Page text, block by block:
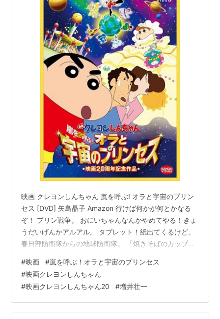
映画 クレヨンしんちゃん 嵐を呼ぶ! オラと宇宙のプリン
セス [DVD] 矢島晶子 Amazon 行けば何かが何とかなる
ぞ！ プリン戦争。 おにいちゃんなんかやめてやる！きょ
うだいげんかアルアル。 タブレット！紙出てくるけど。
春日部防衛隊からの地球防衛隊。 「焼きそばのカップは
んじゅうだらけの宴。 ヒマ人。 ヒママターが足りないか
らイライラする地球人。 頭痛、肩こり、生理痛。 ひまち
ゃんがプリンセス！？ 「よいおヒマを。」 プチプチ。
警察、市役所、首相官邸、JAXA、NASAにも相談したけ
ど相手にしてもらえなかった。 ワープがシュール！ …
#映画 #嵐を呼ぶ！オラと宇宙のプリンセス
#映画クレヨンしんちゃん
#映画クレヨンしんちゃん20 #増井壮一